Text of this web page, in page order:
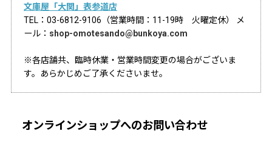
文庫屋「大関」表参道店
TEL：03-6812-9106（営業時間：11-19時 火曜定休） メ
ール： shop-omotesando@bunkoya.com
※各店舗共、臨時休業・営業時間変更の場合がございま
す。あらかじめご了承くださいませ。
オンラインショップへのお問い合わせ